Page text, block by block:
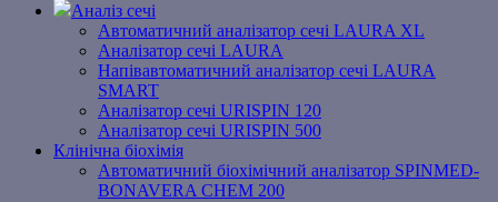
Аналіз сечі
Автоматичний аналізатор сечі LAURA XL
Аналізатор сечі LAURA
Напівавтоматичний аналізатор сечі LAURA
SMART
Аналізатор сечі URISPIN 120
Аналізатор сечі URISPIN 500
Клінічна біохімія
Автоматичний біохімічний аналізатор SPINMED-
BONAVERA CHEM 200